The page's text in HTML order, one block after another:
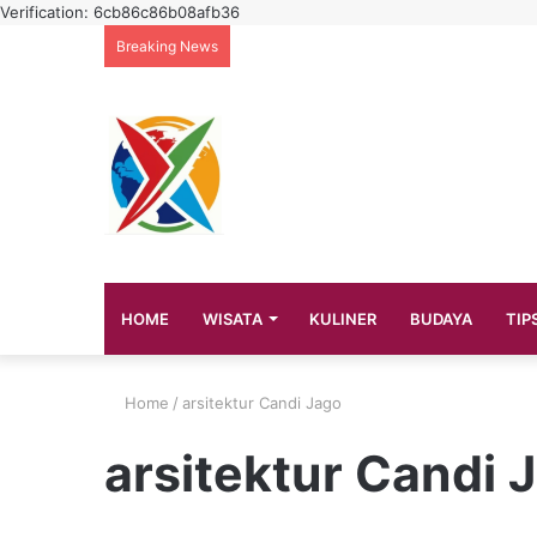
Verification: 6cb86c86b08afb36
Breaking News
HOME WISATA KULINER BUDAYA
Home / arsitektur Candi Jago
arsitektur Candi